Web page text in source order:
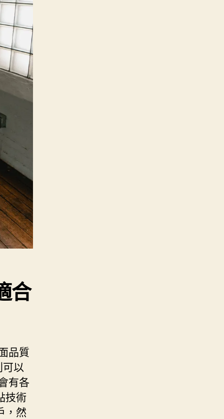
合
品質
以
有各
技術
，然